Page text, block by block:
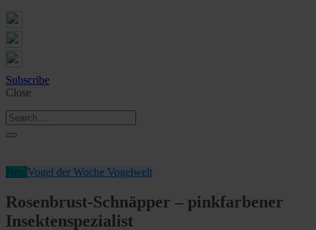
Subscribe
Close
Vogel der Woche Vogelwelt
Rosenbrust-Schnäpper – pinkfarbener
Insektenspezialist